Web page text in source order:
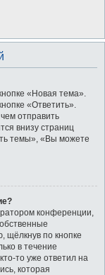
«Новая тема».
«Ответить».
отправить
внизу страниц
темы», «Вы можете
конференции,
щёлкнув по кнопке
в течение
то уже ответил на
которая